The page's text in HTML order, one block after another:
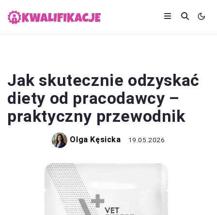
Jak skutecznie odzyskać
diety od pracodawcy –
praktyczny przewodnik
Olga Kęsicka 19.05.2026